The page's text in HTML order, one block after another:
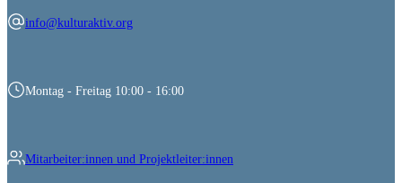
info@kulturaktiv.org
Montag - Freitag 10:00 - 16:00
Mitarbeiter:innen und Projektleiter:innen